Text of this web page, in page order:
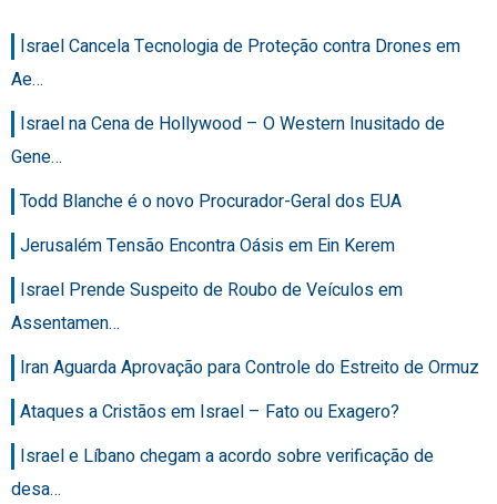
Israel Cancela Tecnologia de Proteção contra Drones em
Ae…
Israel na Cena de Hollywood – O Western Inusitado de
Gene…
Todd Blanche é o novo Procurador-Geral dos EUA
Jerusalém Tensão Encontra Oásis em Ein Kerem
Israel Prende Suspeito de Roubo de Veículos em
Assentamen…
Iran Aguarda Aprovação para Controle do Estreito de Ormuz
Ataques a Cristãos em Israel – Fato ou Exagero?
Israel e Líbano chegam a acordo sobre verificação de
desa…